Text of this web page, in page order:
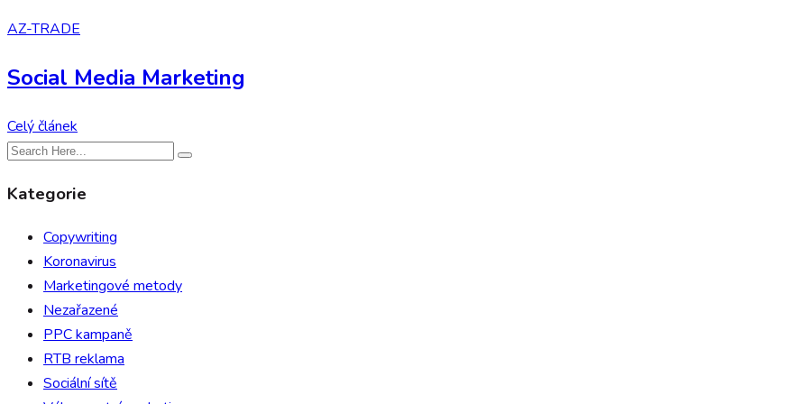
AZ-TRADE
Social Media Marketing
Celý článek
Kategorie
Copywriting
Koronavirus
Marketingové metody
Nezařazené
PPC kampaně
RTB reklama
Sociální sítě